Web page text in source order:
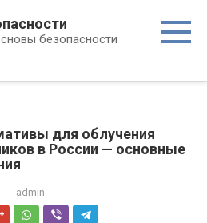
безопасности
для облучения
в России — основные
admin